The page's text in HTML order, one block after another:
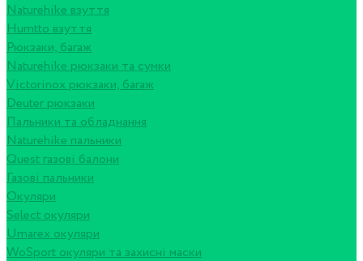
Naturehike взуття
Humtto взуття
Рюкзаки, багаж
Naturehike рюкзаки та сумки
Victorinox рюкзаки, багаж
Deuter рюкзаки
Пальники та обладнання
Naturehike пальники
Quest газові балони
Газові пальники
Окуляри
Select окуляри
Umarex окуляри
WoSport окуляри та захисні маски